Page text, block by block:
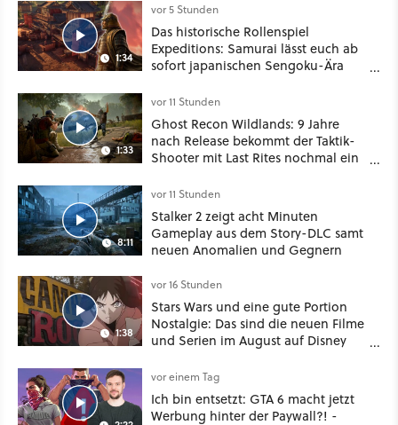
1:34
vor 5 Stunden
Das historische Rollenspiel
Expeditions: Samurai lässt euch ab
sofort japanischen Sengoku-Ära
oder Diplomatie
1:33
vor 11 Stunden
Ghost Recon Wildlands: 9 Jahre
nach Release bekommt der Taktik-
Shooter mit Last Rites nochmal ein
8:11
vor 11 Stunden
Stalker 2 zeigt acht Minuten
Gameplay aus dem Story-DLC samt
neuen Anomalien und Gegnern
1:38
vor 16 Stunden
Stars Wars und eine gute Portion
Nostalgie: Das sind die neuen Filme
und Serien im August auf Disney
vor einem Tag
Ich bin entsetzt: GTA 6 macht jetzt
Werbung hinter der Paywall?! -